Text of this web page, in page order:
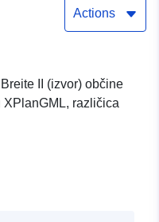
Actions
II (izvor) občine
XPlanGML, različica